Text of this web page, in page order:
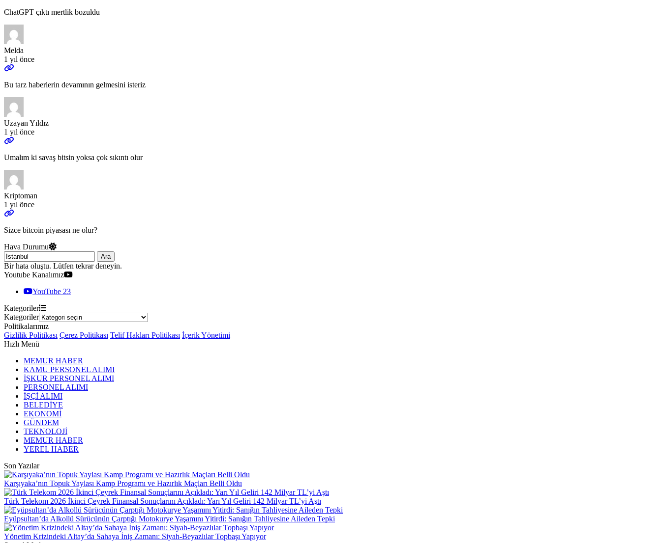
ChatGPT çıktı mertlik bozuldu
Melda
1 yıl önce
Bu tarz haberlerin devamının gelmesini isteriz
Uzayan Yıldız
1 yıl önce
Umalım ki savaş bitsin yoksa çok sıkıntı olur
Kriptoman
1 yıl önce
Sizce bitcoin piyasası ne olur?
Hava Durumu
Ara
Bir hata oluştu. Lütfen tekrar deneyin.
Youtube Kanalımız
YouTube 23
Kategoriler
Kategoriler
Politikalarımız
Gizlilik Politikası Çerez Politikası Telif Hakları Politikası İçerik Yönetimi
Hızlı Menü
MEMUR HABER
KAMU PERSONEL ALIMI
İŞKUR PERSONEL ALIMI
PERSONEL ALIMI
İŞÇİ ALIMI
BELEDİYE
EKONOMİ
GÜNDEM
TEKNOLOJİ
MEMUR HABER
YEREL HABER
Son Yazılar
Karşıyaka’nın Topuk Yaylası Kamp Programı ve Hazırlık Maçları Belli Oldu
Türk Telekom 2026 İkinci Çeyrek Finansal Sonuçlarını Açıkladı: Yarı Yıl Geliri 142 Milyar TL’yi Aştı
Eyüpsultan’da Alkollü Sürücünün Çarptığı Motokurye Yaşamını Yitirdi: Sanığın Tahliyesine Aileden Tepki
Yönetim Krizindeki Altay’da Sahaya İniş Zamanı: Siyah-Beyazlılar Topbaşı Yapıyor